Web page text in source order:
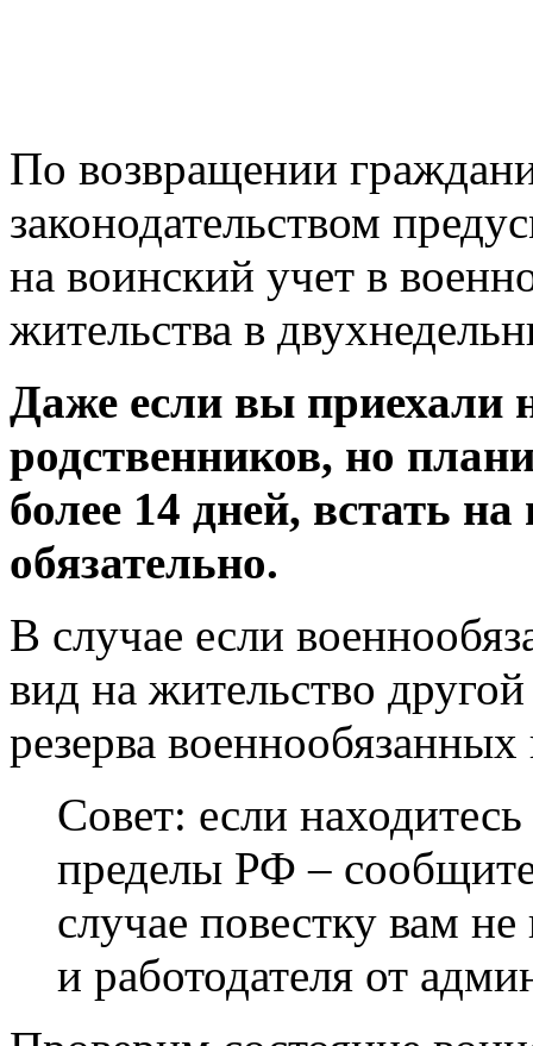
По возвращении
законодательством
на воинский учет в
жительства в
Даже если вы приехали
родственников, но
более 14 дней, встать
обязательно.
В случае если
вид на жительство
резерва военнообязанных
Совет: если
пределы РФ –
случае повестку вам
и работодателя от